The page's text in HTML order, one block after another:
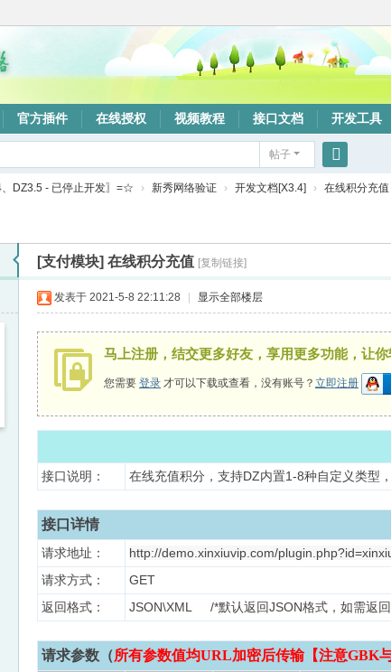
官方插件 在线授权 视频教程 接口文档 开发工具
帖子
搜
DZ3.5 - 已停止开发〗=☆ › 新秀网络验证 › 开发文档[X3.4] › 在线积分充值
[支付模块] 在线积分充值 [复制链接]
发表于 2021-5-8 22:11:28 显示全部楼层
马上注册，结交更多好友，享用更多功能，让
您需要 登录 才可以下载或查看，没有账号？ 立即注册
接口说明： 在线充值积分，支持DZ内置1-8种自定义类型
接口详情
请求地址：
http://demo.xinxiuvip.com/
请求方式：
GET
返回格式：
JSON\XML /*默认返回JSON格式，如需返
请求参数（所有参数值均URL加密后传输【注意GBK